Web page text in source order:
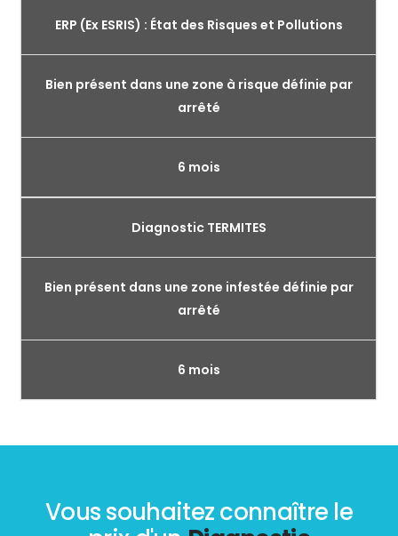
ERP (Ex ESRIS) : État des Risques et Pollutions
Bien présent dans une zone à risque définie par
arrêté
6 mois
Diagnostic TERMITES
Bien présent dans une zone infestée définie par
arrêté
6 mois
Vous souhaitez connaître le